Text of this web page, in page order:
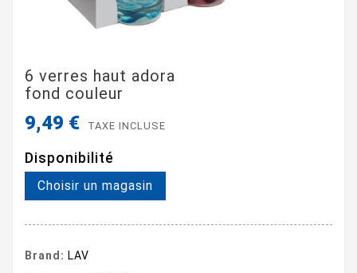
6 verres haut adora
fond couleur
9,49 € TAXE INCLUSE
Disponibilité
Choisir un magasin
Brand: LAV